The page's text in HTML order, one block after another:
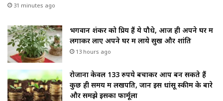
31 minutes ago
भगवान शंकर को प्रिय हैं ये पौधे, आज ही अपने घर में
लगाकर लाए अपने घर में लाये सुख और शांति
13 hours ago
रोजाना केवल 133 रुपये बचाकर आप बन सकते हैं
कुछ ही समय में लखपति, जानें इस धांसू स्कीम के बारे
और समझे इसका फार्मूला